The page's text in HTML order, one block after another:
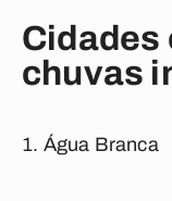
Cidades
chuvas
Água Branca